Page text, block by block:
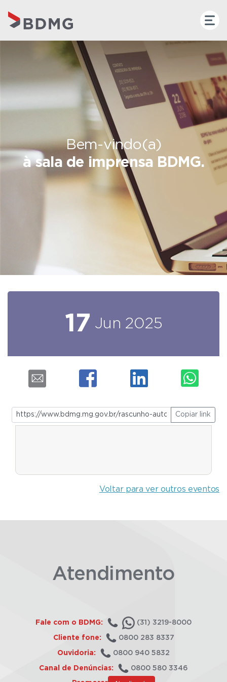
Bem-vindo(a)
à sala de imprensa BDMG.
17 Jun 2025
Copiar link
Voltar para ver outros eventos
Atendimento
Fale com o BDMG: (31) 3219-8000
Cliente fone: 0800 283 8337
Ouvidoria: 0800 940 5832
Canal de Denúncias: 0800 580 3346